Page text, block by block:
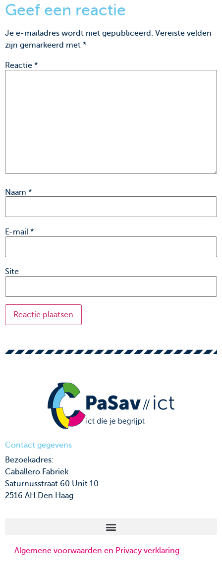
Geef een reactie
Je e-mailadres wordt niet gepubliceerd. Vereiste velden
zijn gemarkeerd met *
Reactie *
Naam *
E-mail *
Site
Contact gegevens
Bezoekadres:
Caballero Fabriek
Saturnusstraat 60 Unit 10
2516 AH Den Haag
Algemene voorwaarden en Privacy verklaring